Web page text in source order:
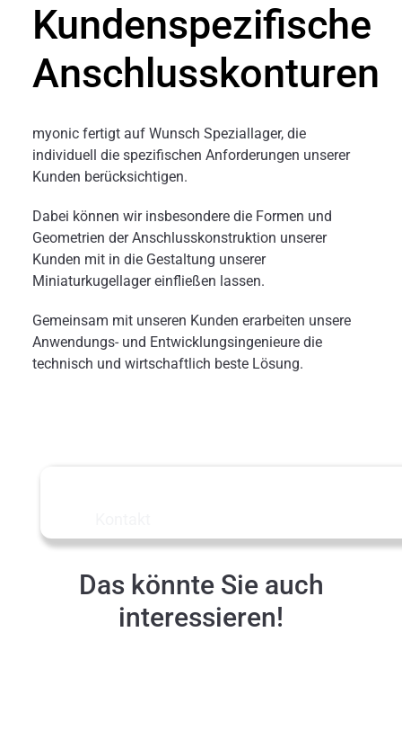
Kundenspezifische
Anschlusskonturen
myonic fertigt auf Wunsch Speziallager, die
individuell die spezifischen Anforderungen unserer
Kunden berücksichtigen.
Dabei können wir insbesondere die Formen und
Geometrien der Anschlusskonstruktion unserer
Kunden mit in die Gestaltung unserer
Miniaturkugellager einfließen lassen.
Gemeinsam mit unseren Kunden erarbeiten unsere
Anwendungs- und Entwicklungsingenieure die
technisch und wirtschaftlich beste Lösung.
Das könnte Sie auch
interessieren!